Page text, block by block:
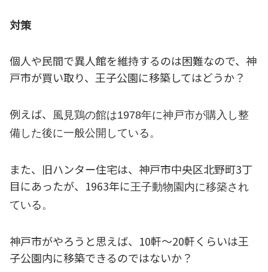
対策
個人や民間で異人館を維持するのは困難なので、神
戸市が買い取り、王子公園に移築してはどうか？
例えば、
風見鶏の館は1978年に神戸市が購入し整
備した後に一般公開している。
また、旧ハンター住宅は、神戸市中央区北野町3丁
目にあったが、1963年に王子動物園内に移築され
ている。
神戸市がやろうと思えば、10軒～20軒くらいは王
子公園内に移築できるのではないか？